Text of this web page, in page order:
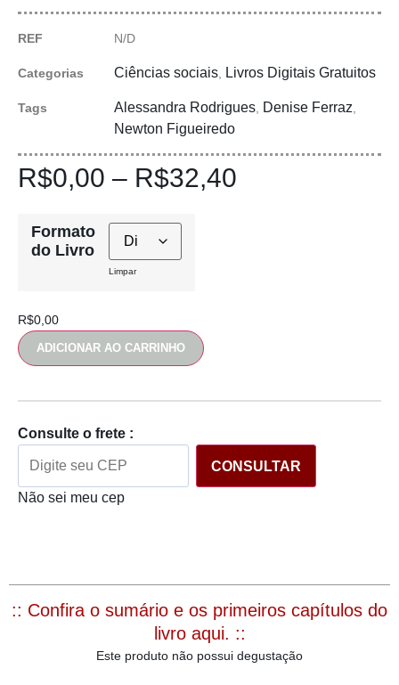
REF N/D
Categorias Ciências sociais, Livros Digitais Gratuitos
Tags Alessandra Rodrigues, Denise Ferraz,
Newton Figueiredo
R$0,00 – R$32,40
Formato
do Livro
Limpar
R$0,00
ADICIONAR AO CARRINHO
Consulte o frete :
CONSULTAR
Não sei meu cep
:: Confira o sumário e os primeiros capítulos do
livro aqui. ::
Este produto não possui degustação